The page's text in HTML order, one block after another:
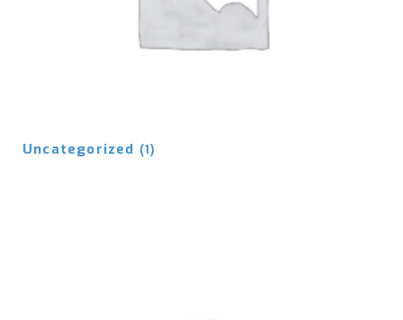
Uncategorized (1)